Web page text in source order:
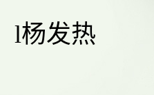
l杨发热